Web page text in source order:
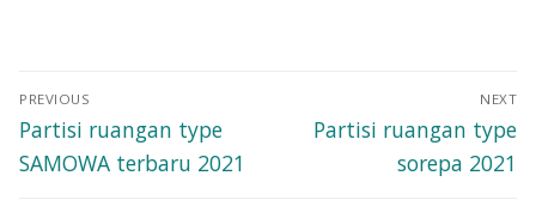
Navigasi
pos
PREVIOUS
Previous
post:
Partisi ruangan type
SAMOWA terbaru 2021
NEXT
Next
Partisi ruangan type
sorepa 2021